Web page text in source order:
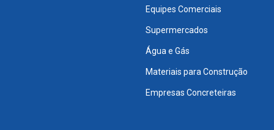
Equipes Comerciais
Supermercados
Água e Gás
Materiais para Construção
Empresas Concreteiras